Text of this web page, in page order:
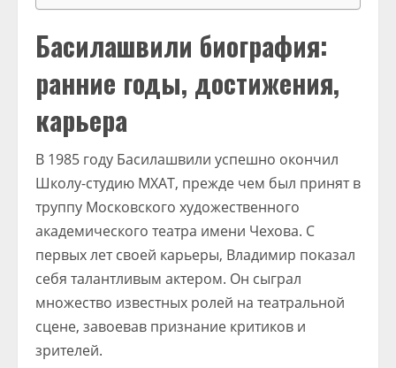
Басилашвили биография:
ранние годы, достижения,
карьера
В 1985 году Басилашвили успешно окончил
Школу-студию МХАТ, прежде чем был принят в
труппу Московского художественного
академического театра имени Чехова. С
первых лет своей карьеры, Владимир показал
себя талантливым актером. Он сыграл
множество известных ролей на театральной
сцене, завоевав признание критиков и
зрителей.